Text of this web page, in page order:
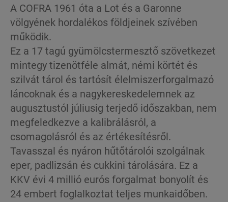
A COFRA 1961 óta a Lot és a Garonne
völgyének hordalékos földjeinek szívében
működik.
Ez a 17 tagú gyümölcstermesztő szövetkezet
mintegy tizenötféle almát, némi körtét és
szilvát tárol és tartósít élelmiszerforgalmazó
láncoknak és a nagykereskedelemnek az
augusztustól júliusig terjedő időszakban, nem
megfeledkezve a kalibrálásról, a
csomagolásról és az értékesítésről.
Tavasszal és nyáron hűtőtárolói szolgálnak
eper, padlizsán és cukkini tárolására. Ez a
KKV évi 4 millió eurós forgalmat bonyolít és
24 embert foglalkoztat teljes munkaidőben.